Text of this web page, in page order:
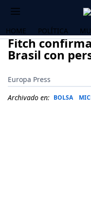
HOME POLÍTICA
Fitch confirma
Brasil con
Europa Press
Archivado en: BOLSA